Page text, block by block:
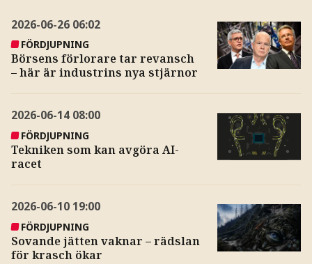
2026-06-26 06:02
FÖRDJUPNING
Börsens förlorare tar revansch
– här är industrins nya stjärnor
2026-06-14 08:00
FÖRDJUPNING
Tekniken som kan avgöra AI-
racet
2026-06-10 19:00
FÖRDJUPNING
Sovande jätten vaknar – rädslan
för krasch ökar